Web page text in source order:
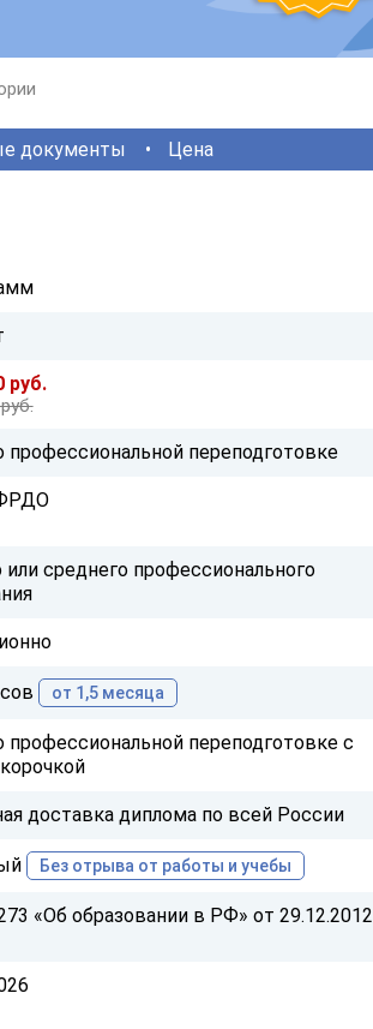
документы Цена
руб.
переподготовке
среднего профессионального
от 1,5 месяца
переподготовке с
доставка диплома по всей России
Без отрыва от работы и учебы
«Об образовании в РФ» от 29.12.2012